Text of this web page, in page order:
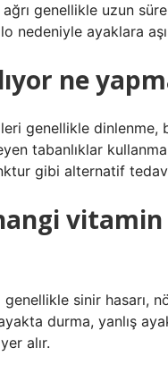
genellikle uzun
nedeniyle ayaklara
ne
genellikle dinlenme,
tabanlıklar
gibi alternatif
genellikle sinir
durma, yanlış
alır.